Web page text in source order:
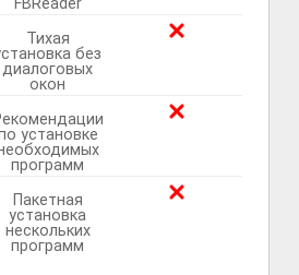
Тихая
без
диалоговых
окон
установке
программ
Пакетная
установка
нескольких
программ